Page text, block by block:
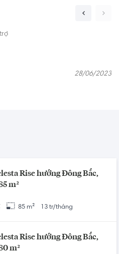
28/06/2023
Rise hướng Đông Bắc,
m²
85 m² 13 tr/tháng
Rise hướng Đông Bắc,
m²